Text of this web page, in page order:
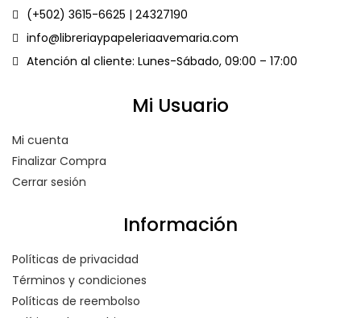
(+502) 3615-6625 | 24327190
info@libreriaypapeleriaavemaria.com
Atención al cliente: Lunes-Sábado, 09:00 – 17:00
Mi Usuario
Mi cuenta
Finalizar Compra
Cerrar sesión
Información
Políticas de privacidad
Términos y condiciones
Políticas de reembolso